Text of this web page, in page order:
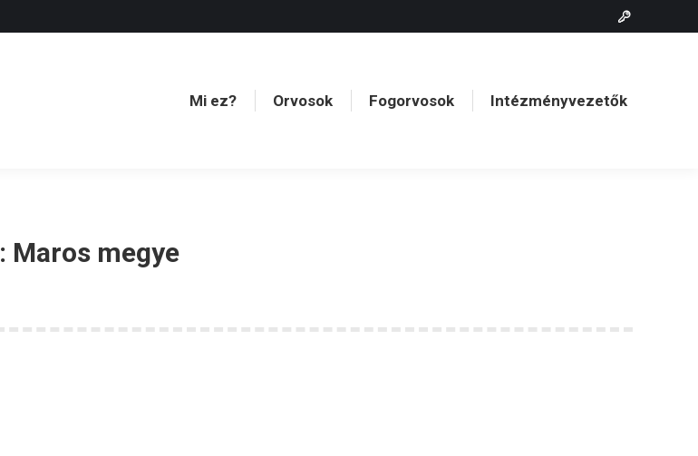
Mi ez? Orvosok Fogorvosok Intézményvezetők
: Maros megye
Mi ez? Orvosok Fogorvosok Intézményvezetők